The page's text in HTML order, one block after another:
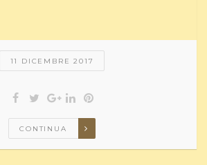
11 DICEMBRE 2017
CONTINUA